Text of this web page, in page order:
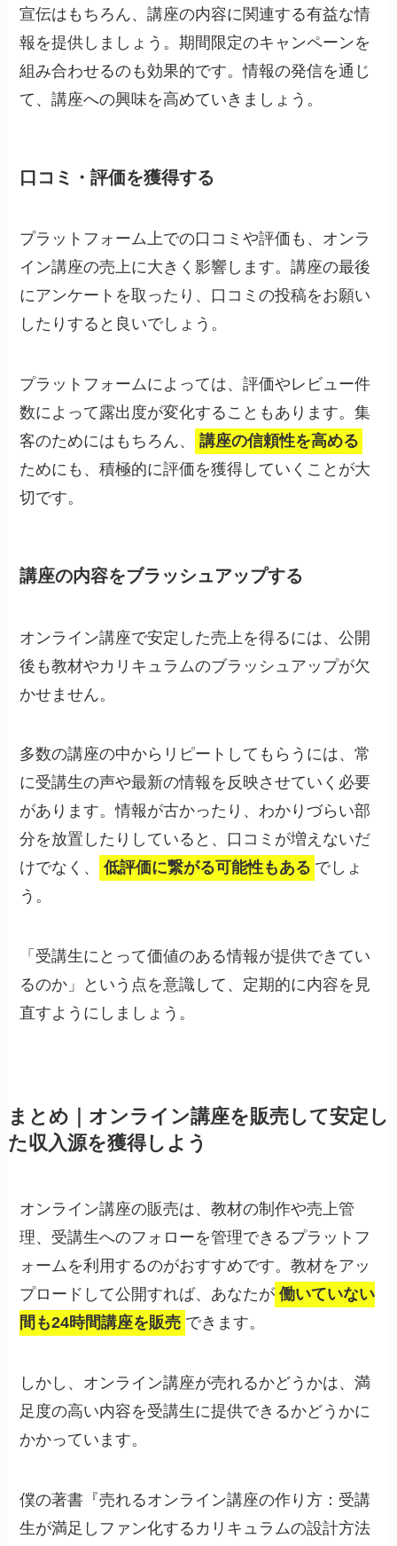
宣伝はもちろん、講座の内容に関連する有益な情
報を提供しましょう。期間限定のキャンペーンを
組み合わせるのも効果的です。情報の発信を通じ
て、講座への興味を高めていきましょう。
口コミ・評価を獲得する
プラットフォーム上での口コミや評価も、オンラ
イン講座の売上に大きく影響します。講座の最後
にアンケートを取ったり、口コミの投稿をお願い
したりすると良いでしょう。
プラットフォームによっては、評価やレビュー件
数によって露出度が変化することもあります。集
客のためにはもちろん、
講座の信頼性を高める
ためにも、積極的に評価を獲得していくことが大
切です。
講座の内容をブラッシュアップする
オンライン講座で安定した売上を得るには、公開
後も教材やカリキュラムのブラッシュアップが欠
かせません。
多数の講座の中からリピートしてもらうには、常
に受講生の声や最新の情報を反映させていく必要
があります。情報が古かったり、わかりづらい部
分を放置したりしていると、口コミが増えないだ
けでなく、
低評価に繋がる可能性もある でしょ
う。
「受講生にとって価値のある情報が提供できてい
るのか」という点を意識して、定期的に内容を見
直すようにしましょう。
まとめ｜オンライン講座を販売して安定し
た収入源を獲得しよう
オンライン講座の販売は、教材の制作や売上管
理、受講生へのフォローを管理できるプラットフ
ォームを利用するのがおすすめです。教材をアッ
プロードして公開すれば、あなたが 働いていない
間も24時間講座を販売 できます。
しかし、オンライン講座が売れるかどうかは、満
足度の高い内容を受講生に提供できるかどうかに
かかっています。
僕の著書『売れるオンライン講座の作り方：受講
生が満足しファン化するカリキュラムの設計方法